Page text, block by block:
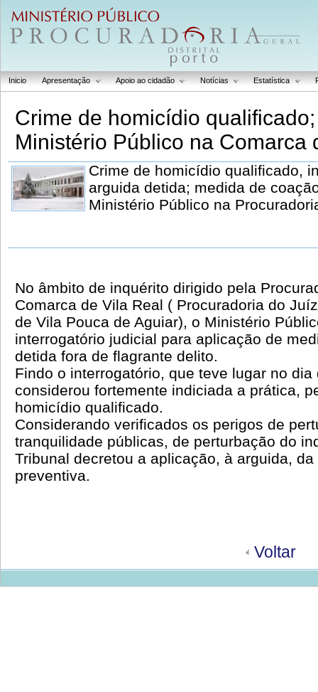
Inicio Apresentação Apoio ao cidadão Notícias Estatística
Crime de homicídio
Ministério Público na Comarca
Crime de homicídio qualificado,
arguida detida; medida de
Ministério Público na
No âmbito de inquérito dirigido pela
Comarca de Vila Real ( Procuradoria do
de Vila Pouca de Aguiar), o Ministério
interrogatório judicial para aplicação de
detida fora de flagrante delito.
Findo o interrogatório, que teve lugar no dia
considerou fortemente indiciada a prática,
homicídio qualificado.
Considerando verificados os perigos de
tranquilidade públicas, de perturbação do
Tribunal decretou a aplicação, à arguida,
preventiva.
Voltar